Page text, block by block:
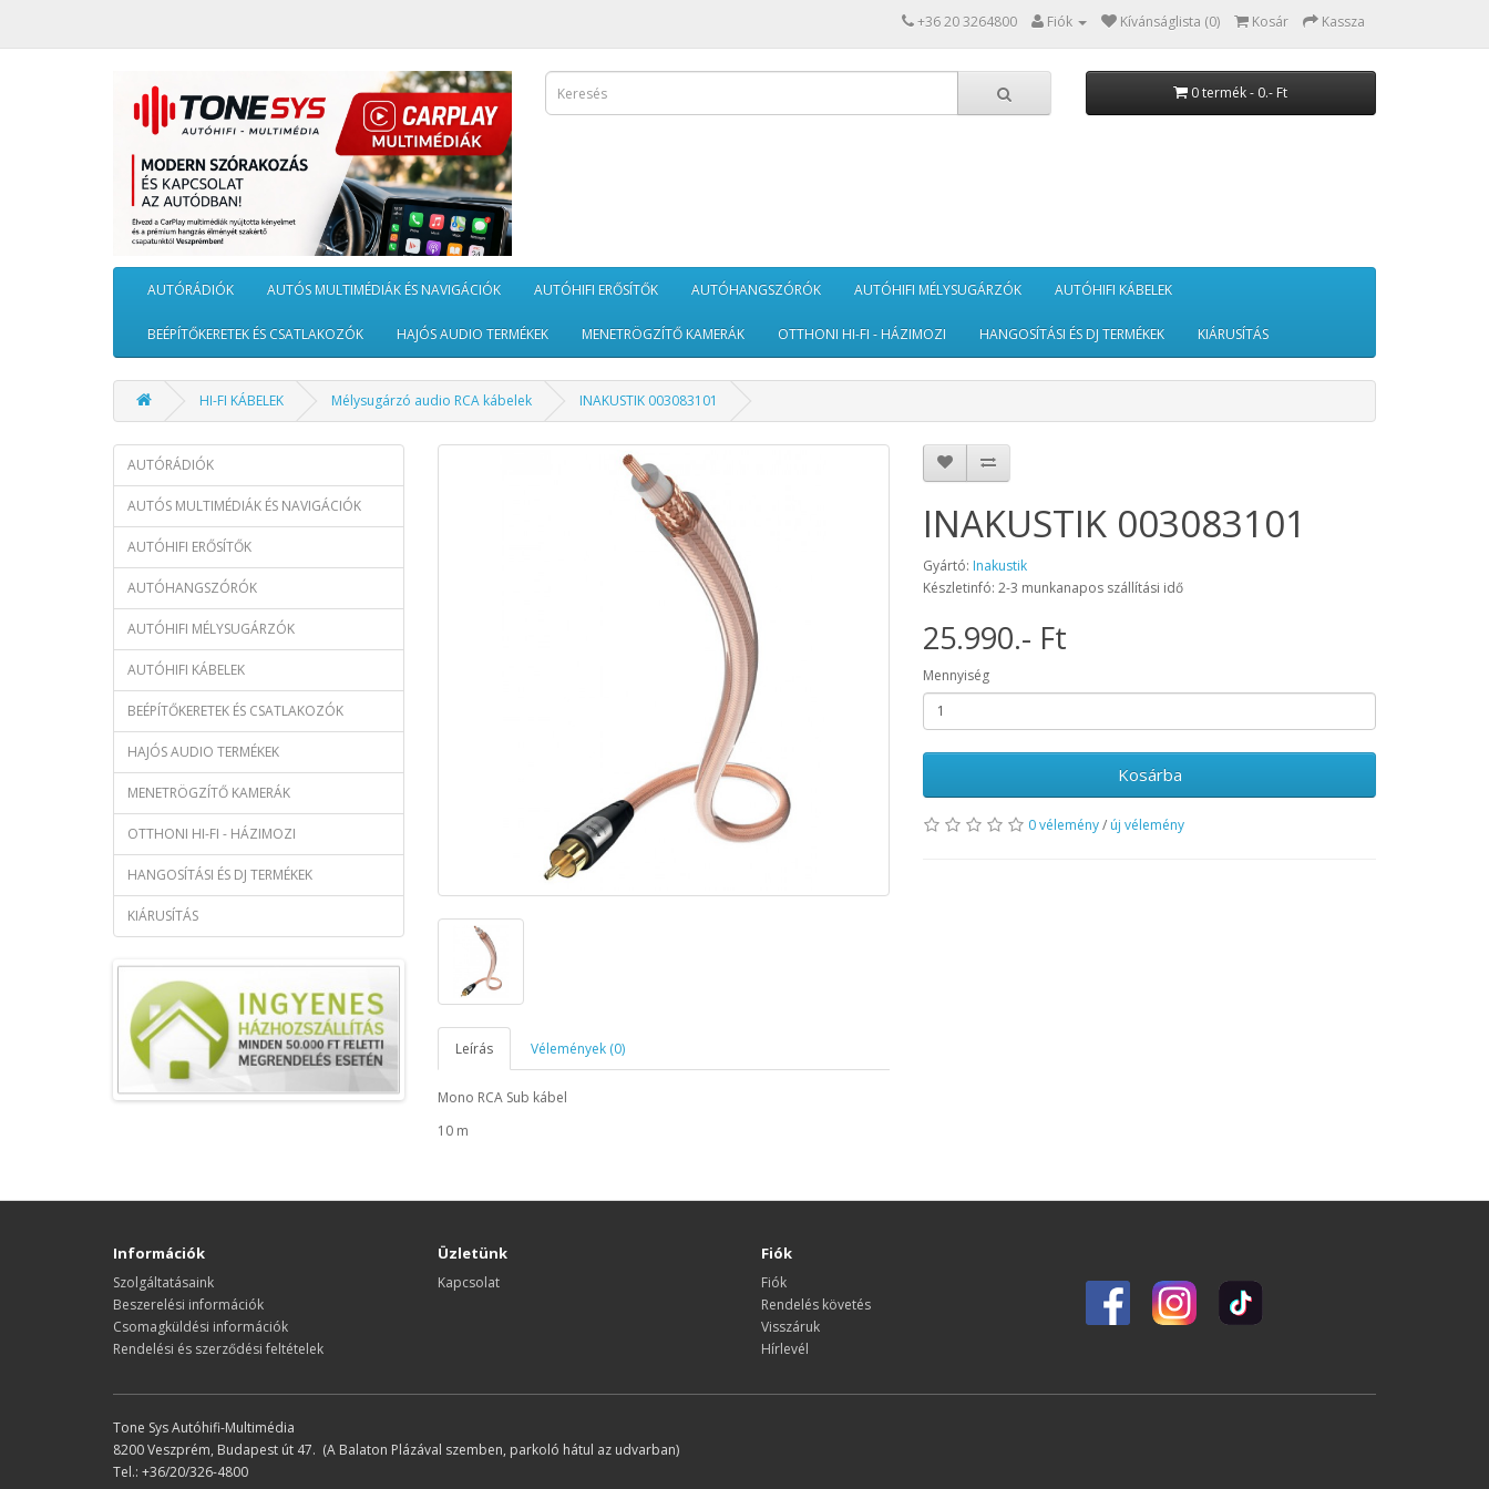
+36 20 3264800 Fiók Kívánságlista (0) Kosár Kassza
0 termék - 0.- Ft
AUTÓRÁDIÓK AUTÓS MULTIMÉDIÁK ÉS NAVIGÁCIÓK AUTÓHIFI ERŐSÍTŐK AUTÓHANGSZÓRÓK AUTÓHIFI MÉLYSUGÁRZÓK AUTÓHIFI KÁBELEK
BEÉPÍTŐKERETEK ÉS CSATLAKOZÓK HAJÓS AUDIO TERMÉKEK MENETRÖGZÍTŐ KAMERÁK OTTHONI HI-FI - HÁZIMOZI HANGOSÍTÁSI ÉS DJ TERMÉKEK KIÁRUSÍTÁS
HI-FI KÁBELEK Mélysugárzó audio RCA kábelek INAKUSTIK 003083101
AUTÓRÁDIÓK
AUTÓS MULTIMÉDIÁK ÉS NAVIGÁCIÓK
AUTÓHIFI ERŐSÍTŐK
AUTÓHANGSZÓRÓK
AUTÓHIFI MÉLYSUGÁRZÓK
AUTÓHIFI KÁBELEK
BEÉPÍTŐKERETEK ÉS CSATLAKOZÓK
HAJÓS AUDIO TERMÉKEK
MENETRÖGZÍTŐ KAMERÁK
OTTHONI HI-FI - HÁZIMOZI
HANGOSÍTÁSI ÉS DJ TERMÉKEK
KIÁRUSÍTÁS
Leírás Vélemények (0)
Mono RCA Sub kábel
10 m
INAKUSTIK 003083101
Gyártó: Inakustik
Készletinfó: 2-3 munkanapos szállítási idő
25.990.- Ft
Mennyiség
Kosárba
0 vélemény/ új vélemény
Információk
Szolgáltatásaink
Beszerelési információk
Csomagküldési információk
Rendelési és szerződési feltételek
Üzletünk
Kapcsolat
Fiók
Fiók
Rendelés követés
Visszáruk
Hírlevél
Tone Sys Autóhifi-Multimédia
8200 Veszprém, Budapest út 47. (A Balaton Plázával szemben, parkoló hátul az udvarban)
Tel.: +36/20/326-4800